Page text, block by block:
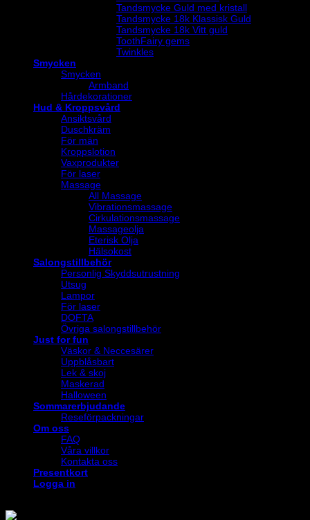
Tandsmycke Guld med kristall
Tandsmycke 18k Klassisk Guld
Tandsmycke 18k Vitt guld
ToothFairy gems
Twinkles
Smycken
Smycken
Armband
Hårdekorationer
Hud & Kroppsvård
Ansiktsvård
Duschkräm
För män
Kroppslotion
Vaxprodukter
För laser
Massage
All Massage
Vibrationsmassage
Cirkulationsmassage
Massageolja
Eterisk Olja
Hälsokost
Salongstillbehör
Personlig Skyddsutrustning
Utsug
Lampor
För laser
DOFTA
Övriga salongstillbehör
Just for fun
Väskor & Neccesärer
Uppblåsbart
Lek & skoj
Maskerad
Halloween
Sommarerbjudande
Reseförpackningar
Om oss
FAQ
Våra villkor
Kontakta oss
Presentkort
Logga in